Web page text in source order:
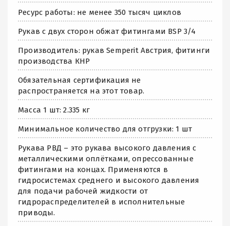
Ресурс работы: не менее 350 тысяч циклов
Рукав с двух сторон обжат фитингами BSP 3/4
Производитель: рукав Semperit Австрия, фитинги
производства КНР
Обязательная сертификация не
распространяется на этот товар.
Масса 1 шт: 2.335 кг
Минимальное количество для отгрузки: 1 шт
Рукава РВД – это рукава высокого давления с
металлическими оплётками, опрессованные
фитингами на концах. Применяются в
гидросистемах среднего и высокого давления
для подачи рабочей жидкости от
гидрораспределителей в исполнительные
приводы.